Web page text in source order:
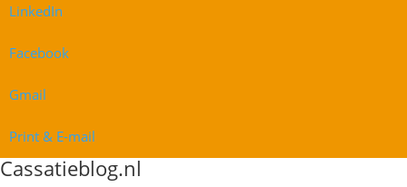
LinkedIn
Facebook
Gmail
Print & E-mail
Cassatieblog.nl